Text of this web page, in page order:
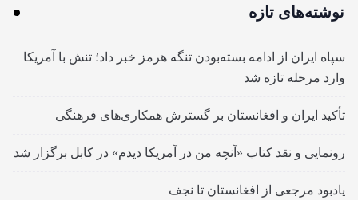
نوشته‌های تازه
سپاه ایران از ادامه بسته‌بودن تنگه هرمز خبر داد؛ تنش با آمریکا
وارد مرحله تازه شد
تأکید ایران و افغانستان بر گسترش همکاری‌های فرهنگی
رونمایی و نقد کتاب «آنچه من در آمریکا دیدم» در کابل برگزار شد
یادبود مرجعی از افغانستان تا نجف